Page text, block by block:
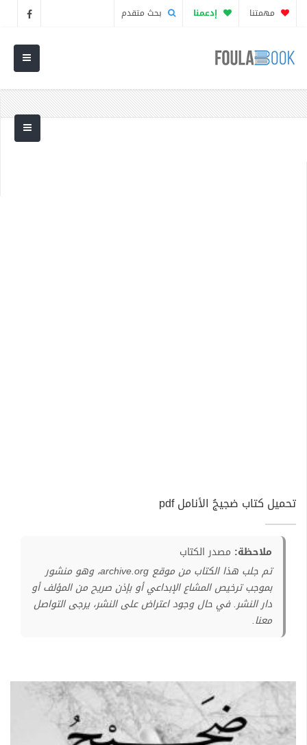
مهمتنا إدعمنا بحث متقدم
تحميل كتاب ضجيجُ الأنامل pdf
ملاحظة: مصدر الكتاب
تم جلب هذا الكتاب من موقع archive.org، وهو منشور
بموجب ترخيص المشاع الإبداعي أو بإذن صريح من المؤلف أو
دار النشر. في حال وجود اعتراض على النشر، يرجى التواصل
معنا.